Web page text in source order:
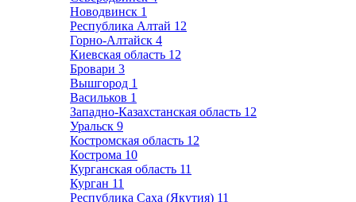
Новодвинск 1
Республика Алтай 12
Горно-Алтайск 4
Киевская область 12
Бровари 3
Вышгород 1
Васильков 1
Западно-Казахстанская область 12
Уральск 9
Костромская область 12
Кострома 10
Курганская область 11
Курган 11
Республика Саха (Якутия) 11